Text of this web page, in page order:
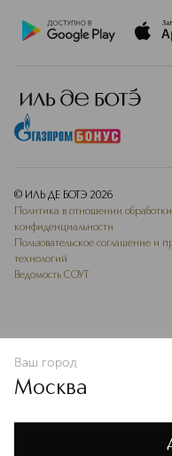
Политике
В КОРЗИНУ
© ИЛЬ ДЕ БОТЭ 2026
Политика в отношении
конфиденциальности
Пользовательское соглашение
технологий
Ведомость СОУТ
Ваш город
Москва